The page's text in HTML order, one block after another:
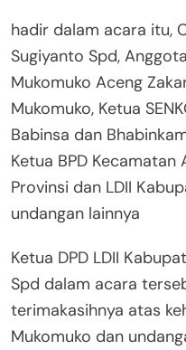
hadir dalam acara itu,
Sugiyanto Spd,
Mukomuko Aceng
Mukomuko, Ketua
Babinsa dan
Ketua BPD Kecamatan
Provinsi dan LDII
undangan lainnya
Ketua DPD LDII
Spd dalam acara
terimakasihnya atas
Mukomuko dan